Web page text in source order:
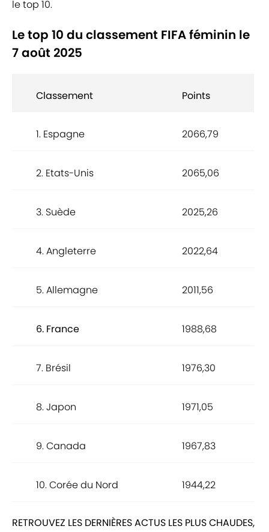
le top 10.
Le top 10 du classement FIFA féminin le
7 août 2025
Classement Points
1. Espagne 2066,79
2. Etats-Unis 2065,06
3. Suède 2025,26
4. Angleterre 2022,64
5. Allemagne 2011,56
6. France 1988,68
7. Brésil 1976,30
8. Japon 1971,05
9. Canada 1967,83
10. Corée du Nord 1944,22
RETROUVEZ LES DERNIÈRES ACTUS LES PLUS CHAUDES,